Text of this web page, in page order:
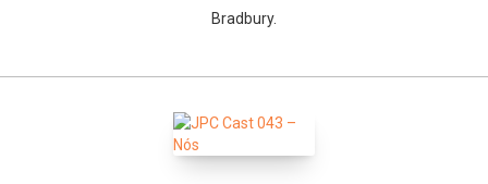
Bradbury.